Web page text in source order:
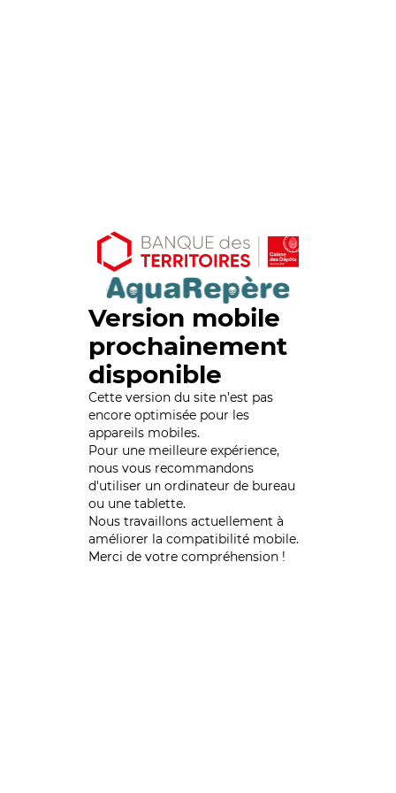
Version mobile
prochainement
disponible
Cette version du site n’est pas
encore optimisée pour les
appareils mobiles.
Pour une meilleure expérience,
nous vous recommandons
d'utiliser un ordinateur de bureau
ou une tablette.
Nous travaillons actuellement à
améliorer la compatibilité mobile.
Merci de votre compréhension !